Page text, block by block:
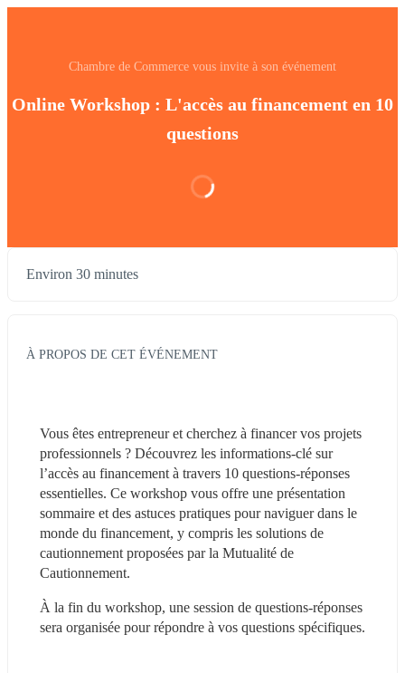
Chambre de Commerce vous invite à son événement
Online Workshop : L'accès au financement en 10
questions
Environ 30 minutes
À PROPOS DE CET ÉVÉNEMENT
Vous êtes entrepreneur et cherchez à financer vos projets
professionnels ? Découvrez les informations-clé sur
l’accès au financement à travers 10 questions-réponses
essentielles. Ce workshop vous offre une présentation
sommaire et des astuces pratiques pour naviguer dans le
monde du financement, y compris les solutions de
cautionnement proposées par la Mutualité de
Cautionnement.
À la fin du workshop, une session de questions-réponses
sera organisée pour répondre à vos questions spécifiques.